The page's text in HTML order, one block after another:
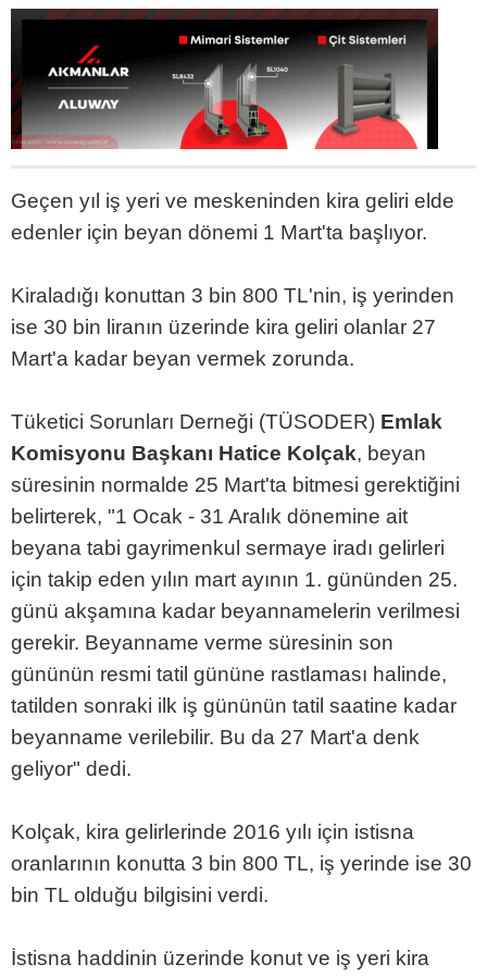
Geçen yıl iş yeri ve meskeninden kira geliri elde
edenler için beyan dönemi 1 Mart'ta başlıyor.
Kiraladığı konuttan 3 bin 800 TL'nin, iş yerinden
ise 30 bin liranın üzerinde kira geliri olanlar 27
Mart'a kadar beyan vermek zorunda.
Tüketici Sorunları Derneği (TÜSODER) Emlak
Komisyonu Başkanı Hatice Kolçak, beyan
süresinin normalde 25 Mart'ta bitmesi gerektiğini
belirterek, "1 Ocak - 31 Aralık dönemine ait
beyana tabi gayrimenkul sermaye iradı gelirleri
için takip eden yılın mart ayının 1. gününden 25.
günü akşamına kadar beyannamelerin verilmesi
gerekir. Beyanname verme süresinin son
gününün resmi tatil gününe rastlaması halinde,
tatilden sonraki ilk iş gününün tatil saatine kadar
beyanname verilebilir. Bu da 27 Mart'a denk
geliyor" dedi.
Kolçak, kira gelirlerinde 2016 yılı için istisna
oranlarının konutta 3 bin 800 TL, iş yerinde ise 30
bin TL olduğu bilgisini verdi.
İstisna haddinin üzerinde konut ve iş yeri kira